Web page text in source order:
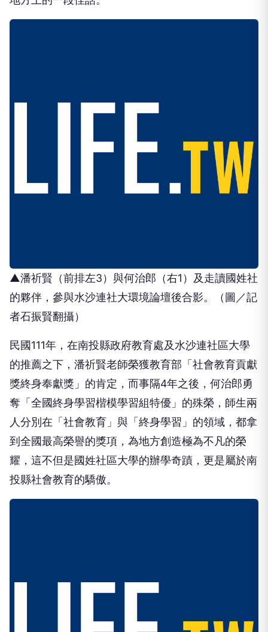
▲潘祈賢（前排左3）與何治郎（右1）及走讀國姓社
的夥伴，參與水沙連社大環境論壇後合影。（圖／記
者石振賢翻攝）
民國111年，在南投縣政府教育處及水沙連社區大學
的推薦之下，潘祈賢老師榮獲教育部「社會教育貢獻
獎終身奉獻獎」的肯定，而事隔4年之後，何治郎勇
奪「全國終身學習楷模學習組特優」的殊榮，師生兩
人分別在「社會教育」與「終身學習」的領域，都拿
到全國最高榮譽的獎項，為地方創造極為不凡的榮
耀，這不但是國姓社區大學的辦學奇蹟，更是屬於南
投縣社會教育的驕傲。